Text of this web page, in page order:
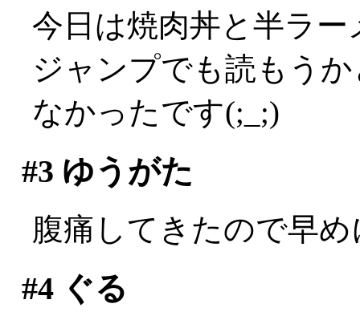
今日は焼肉丼と半ラ
ジャンプでも読もう
なかったです(;_;)
#3 ゆうがた
腹痛してきたので早
#4ぐる